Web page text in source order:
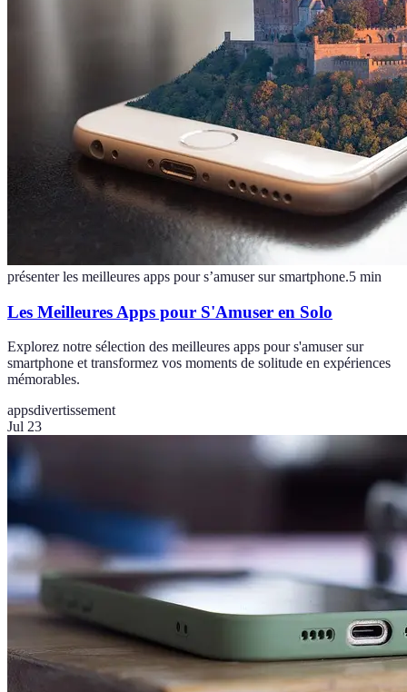
présenter les meilleures apps pour s’amuser sur smartphone.5 min
Les Meilleures Apps pour S'Amuser en Solo
Explorez notre sélection des meilleures apps pour s'amuser sur
smartphone et transformez vos moments de solitude en expériences
mémorables.
appsdivertissement
Jul 23